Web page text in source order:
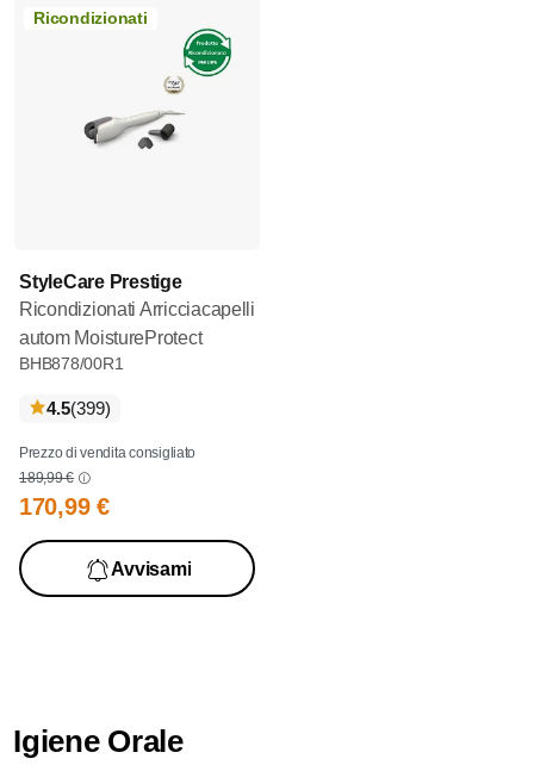
Ricondizionati
StyleCare Prestige
Ricondizionati Arricciacapelli
autom MoistureProtect
BHB878/00R1
4.5(399recensioni
)
Prezzo di vendita consigliato
189,99 €
170,99 €
Avvisami
Igiene Orale